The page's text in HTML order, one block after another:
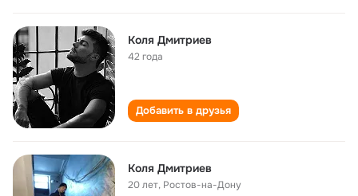
Коля Дмитриев
42 года
Добавить в друзья
Коля Дмитриев
20 лет, Ростов-на-Дону